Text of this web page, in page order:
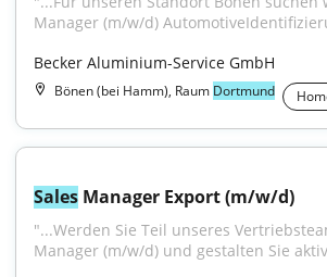
Manager (m/w/d)
Becker Aluminium-Service GmbH
Bönen (bei Hamm), Raum Dortmund
Sales Manager Export (m/w/d)
"...Werden Sie Teil unseres
Manager (m/w/d) und gestalten Sie